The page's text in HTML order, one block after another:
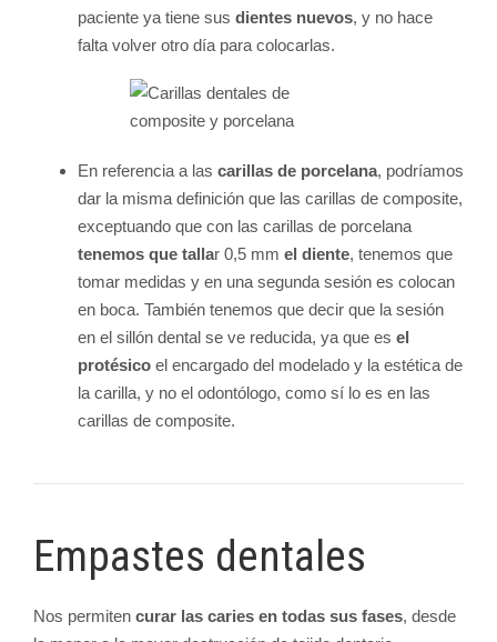
paciente ya tiene sus dientes nuevos, y no hace
falta volver otro día para colocarlas.
En referencia a las carillas de porcelana, podríamos
dar la misma definición que las carillas de composite,
exceptuando que con las carillas de porcelana
tenemos que tallar 0,5 mm el diente, tenemos que
tomar medidas y en una segunda sesión es colocan
en boca. También tenemos que decir que la sesión
en el sillón dental se ve reducida, ya que es el
protésico el encargado del modelado y la estética de
la carilla, y no el odontólogo, como sí lo es en las
carillas de composite.
Empastes dentales
Nos permiten curar las caries en todas sus fases, desde